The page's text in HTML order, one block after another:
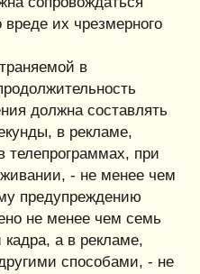
их чрезмерного
в
должна составлять
в рекламе,
телепрограммах, при
- не менее чем
предупреждению
не менее чем семь
а в рекламе,
способами, - не